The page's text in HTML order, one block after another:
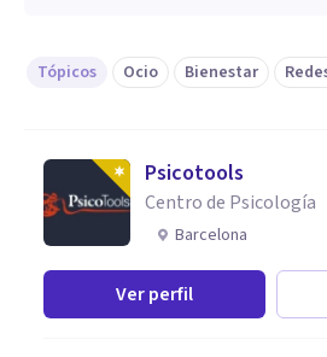
Tópicos Ocio Bienestar
Psicotools
Centro de Psicología
Barcelona
Ver perfil